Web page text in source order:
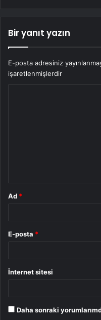
Bir yanıt yazın
E-posta adresiniz
işaretlenmişlerdir
Ad *
E-posta *
İnternet sitesi
Daha sonraki